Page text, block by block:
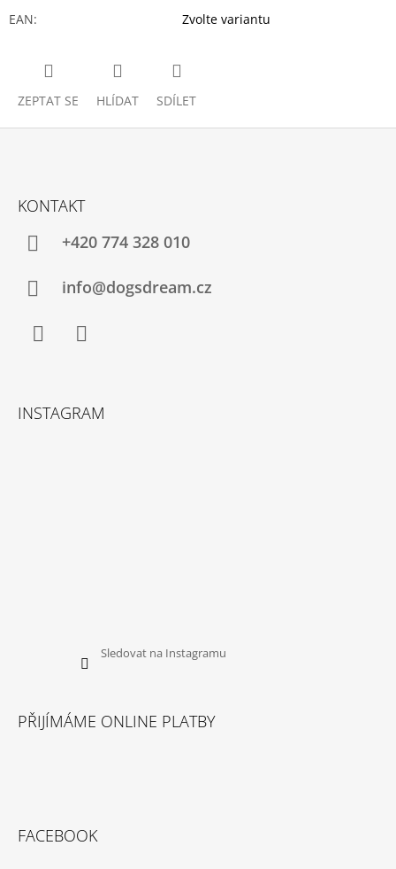
EAN: Zvolte variantu
ZEPTAT SE HLÍDAT SDÍLET
KONTAKT
+420 774 328 010
info@dogsdream.cz
INSTAGRAM
Sledovat na Instagramu
PŘIJÍMÁME ONLINE PLATBY
FACEBOOK